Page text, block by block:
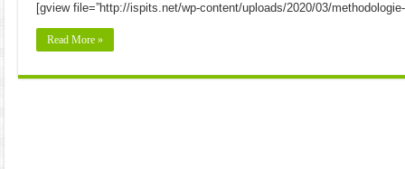
[gview file=”http://ispits.net/wp-content/uploads/2020/03/
Read More »